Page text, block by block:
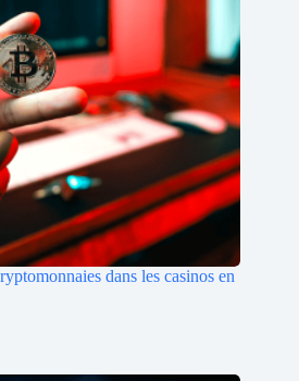
dans les casinos en